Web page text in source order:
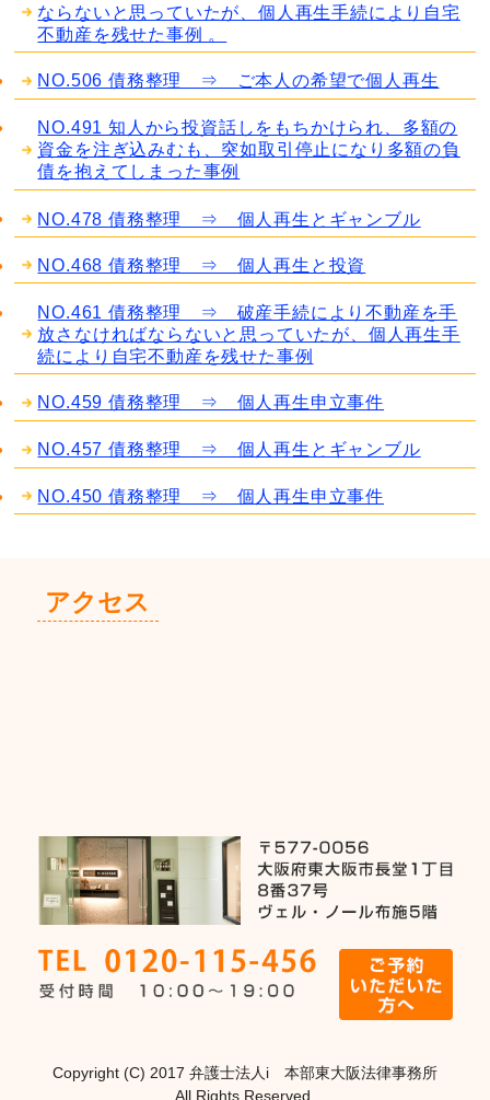
ならないと思っていたが、個人再生手続により自宅
不動産を残せた事例 。
NO.506 債務整理 ⇒ ご本人の希望で個人再生
NO.491 知人から投資話しをもちかけられ、多額の
資金を注ぎ込みむも、突如取引停止になり多額の負
債を抱えてしまった事例
NO.478 債務整理 ⇒ 個人再生とギャンブル
NO.468 債務整理 ⇒ 個人再生と投資
NO.461 債務整理 ⇒ 破産手続により不動産を手
放さなければならないと思っていたが、個人再生手
続により自宅不動産を残せた事例
NO.459 債務整理 ⇒ 個人再生申立事件
NO.457 債務整理 ⇒ 個人再生とギャンブル
NO.450 債務整理 ⇒ 個人再生申立事件
アクセス
Copyright (C) 2017 弁護士法人i 本部東大阪法律事務所
All Rights Reserved.